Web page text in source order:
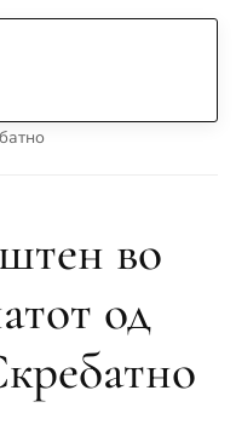
во
од